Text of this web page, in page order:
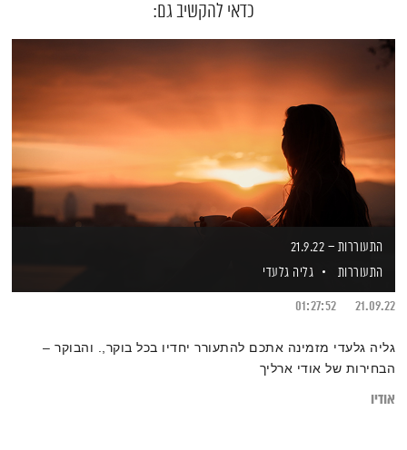
כדאי להקשיב גם:
התעוררות – 21.9.22
התעוררות
גליה גלעדי
21.09.22
01:27:52
גליה גלעדי מזמינה אתכם להתעורר יחדיו בכל בוקר,. והבוקר –
הבחירות של אודי ארליך
אודיו